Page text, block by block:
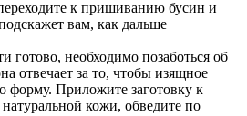
к пришиванию бусин и
вам, как дальше
готово, необходимо позаботься об
отвечает за то, чтобы изящное
форму. Приложите заготовку к
кожи, обведите по